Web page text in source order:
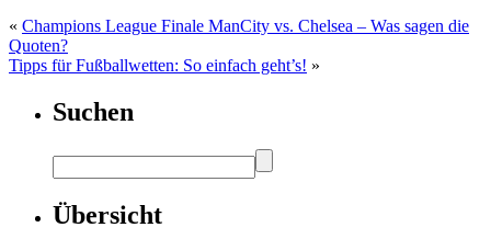
« Champions League Finale ManCity vs. Chelsea – Was sagen die
Quoten?
Tipps für Fußballwetten: So einfach geht’s! »
Suchen
Übersicht